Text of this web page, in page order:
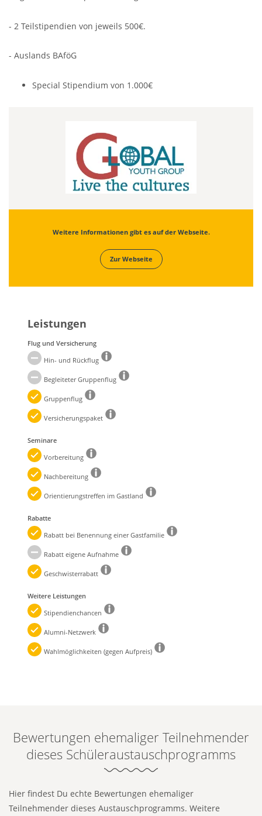
- 2 Teilstipendien von jeweils 500€.
- Auslands BAföG
Special Stipendium von 1.000€
Weitere Informationen gibt es auf der Webseite.
Zur Webseite
Leistungen
Flug und Versicherung
Hin- und Rückflug
Begleiteter Gruppenflug
Gruppenflug
Versicherungspaket
Seminare
Vorbereitung
Nachbereitung
Orientierungstreffen im Gastland
Rabatte
Rabatt bei Benennung einer Gastfamilie
Rabatt eigene Aufnahme
Geschwisterrabatt
Weitere Leistungen
Stipendienchancen
Alumni-Netzwerk
Wahlmöglichkeiten (gegen Aufpreis)
Bewertungen ehemaliger Teilnehmender
dieses Schüleraustauschprogramms
Hier findest Du echte Bewertungen ehemaliger
Teilnehmender dieses Austauschprogramms. Weitere